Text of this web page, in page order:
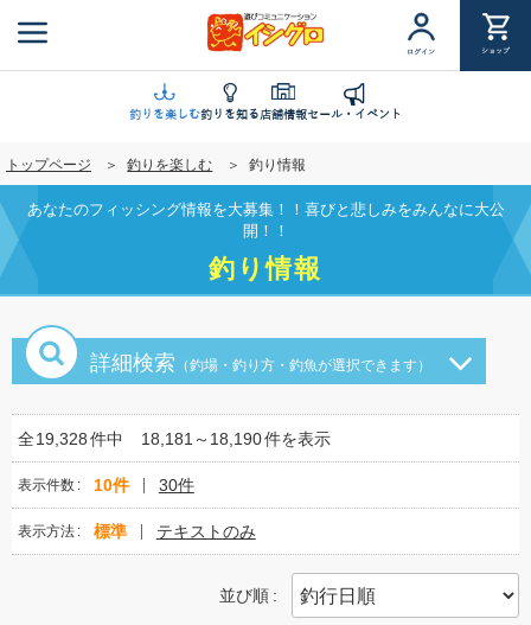
ン
に
移
動
ログイン ショップ
釣りを楽しむ釣りを知る店舗情報セール・イベント
トップページ 釣りを楽しむ 釣り情報
あなたのフィッシング情報を大募集！！喜びと悲しみをみんなに大公
開！！
釣り情報
詳細検索 （釣場・釣り方・釣魚が選択できます）
全19,328件中 18,181～18,190件を表示
表示件数 10件 30件
表示方法 標準 テキストのみ
並び順